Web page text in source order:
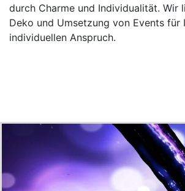
durch Charme und Individualität. Wir
Deko und Umsetzung von Events für
individuellen Anspruch.